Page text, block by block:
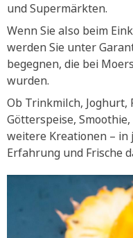
und Supermärkten.
Wenn Sie also beim
werden Sie unter
begegnen, die bei
wurden.
Ob Trinkmilch, Joghurt,
Götterspeise,
weitere Kreationen – in
Erfahrung und Frische